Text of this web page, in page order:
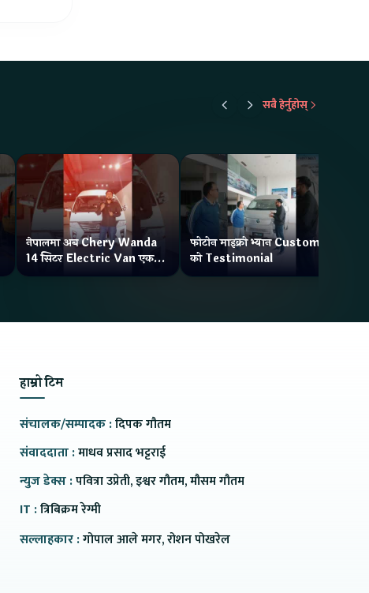
सबै हेर्नुहोस्
नेपालमा अब Chery Wanda
14 सिटर Electric Van एक
Charge मा दिन्छ 300KM
फोटोन माइक्रो भ्यान Customer
को Testimonial
हाम्रो टिम
संचालक/सम्पादक :दिपक गौतम
संवाददाता :माधव प्रसाद भट्टराई
न्युज डेक्स :पवित्रा उप्रेती, इश्वर गौतम, मौसम गौतम
IT :त्रिबिक्रम रेग्मी
सल्लाहकार :गोपाल आले मगर, रोशन पोखरेल